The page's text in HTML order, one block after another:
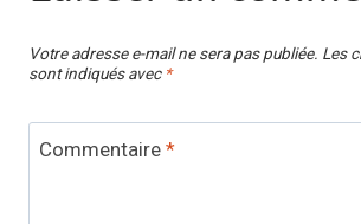
Votre adresse e-mail ne sera pas publiée. Les
sont indiqués avec *
Commentaire *